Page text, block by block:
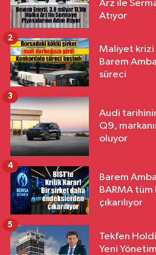
Arz ile
Atıyor
Maliyet krizi
Barem
süreci
2
Audi
Q9,
oluyor
3
Barem
BARMA
çıkarılıyor
4
Tekfen
Yeni
5